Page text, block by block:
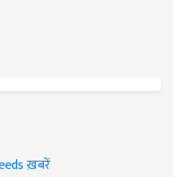
ख़बरें